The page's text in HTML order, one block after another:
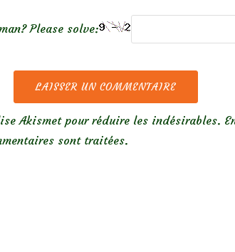
Please solve:
Akismet pour réduire les indésirables.
sont traitées.